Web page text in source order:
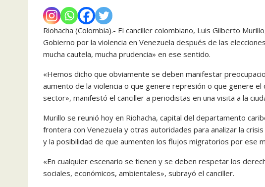
Riohacha (Colombia).- El canciller colombiano, Luis Gilberto
Gobierno por la violencia en Venezuela después de las
mucha cautela, mucha prudencia» en ese sentido.
«Hemos dicho que obviamente se deben manifestar
aumento de la violencia o que genere represión o que genere
sector», manifestó el canciller a periodistas en una visita a la
Murillo se reunió hoy en Riohacha, capital del departamento
frontera con Venezuela y otras autoridades para analizar la
y la posibilidad de que aumenten los flujos migratorios por ese
«En cualquier escenario se tienen y se deben respetar los
sociales, económicos, ambientales», subrayó el canciller.